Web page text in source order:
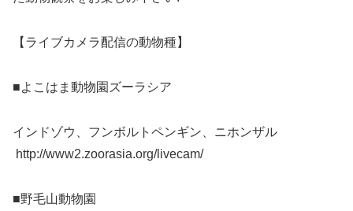
【ライブカメラ配信の動物種】
■よこはま動物園ズーラシア
インドゾウ、フンボルトペンギン、ニホンザル
http://www2.zoorasia.org/livecam/
■野毛山動物園